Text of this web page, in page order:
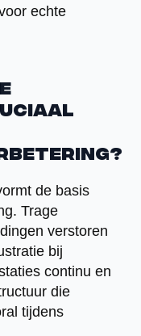
echte
de basis
Trage
verstoren
bij
continu en
die
tijdens